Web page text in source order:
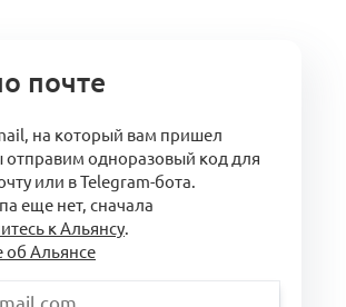
почте
на который вам пришел
отправим одноразовый код для
или в Telegram-бота.
еще нет, сначала
к Альянсу.
об Альянсе